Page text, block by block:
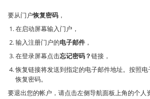
要从门户恢复密码 ，
在启动屏幕输入门户，
输入注册门户的电子邮件 ，
在登录屏幕点击忘记密码？链接，
恢复链接将发送到指定的电子邮件地址。按照
恢复密码。
要退出您的帐户，请点击左侧导航面板上角的个人